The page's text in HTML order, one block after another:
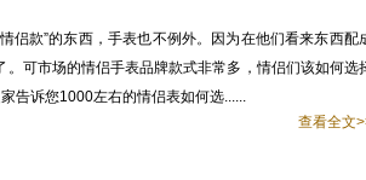
侣款”的东西，手表也不例外。因为在他们看来东西配
。可市场的情侣手表品牌款式非常多，情侣们该如何选
告诉您1000左右的情侣表如何选......
查看全文